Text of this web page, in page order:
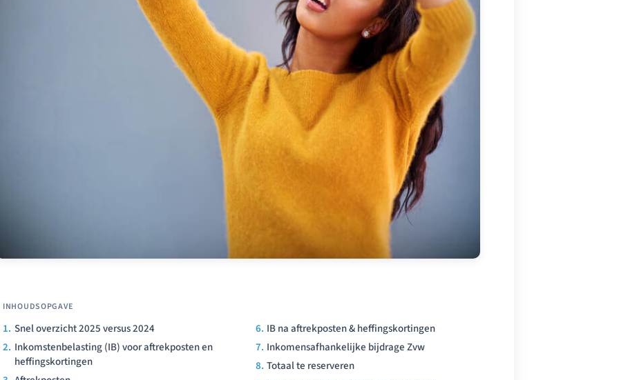
Snel overzicht 2025 versus 2024
Inkomstenbelasting (IB) voor aftrekposten en
heffingskortingen
IB na aftrekposten & heffingskortingen
Inkomensafhankelijke bijdrage Zvw
Totaal te reserveren